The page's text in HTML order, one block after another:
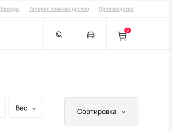
Бренды Галерея кованых дисков Производство
0
Вес Сортировка